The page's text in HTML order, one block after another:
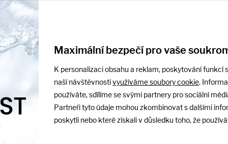
20.10.2023
proběhla v
na Heurece
Přidáno 20.08.2023
Vše bylo OK
Ukázat na Heurece
Maximální bezpečí pro vaše
K personalizaci obsahu a reklam, poskytování funkcí
naší návštěvnostivyužíváme soubory cookie.
používáte, sdílíme se svými partnery pro sociální
Partneři tyto údaje mohou zkombinovat s dalšími
poskytli nebo které získali v důsledku toho, že